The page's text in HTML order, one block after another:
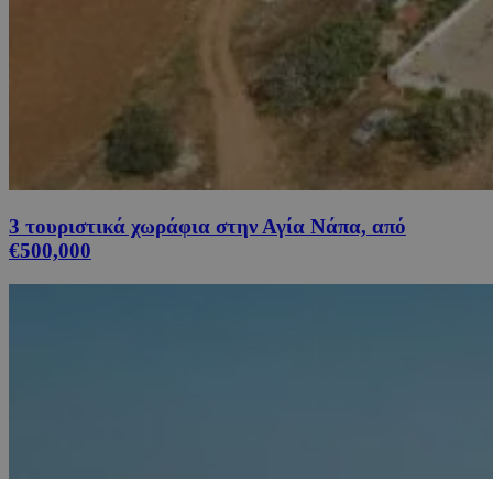
3 τουριστικά χωράφια στην Αγία Νάπα, από
€500,000